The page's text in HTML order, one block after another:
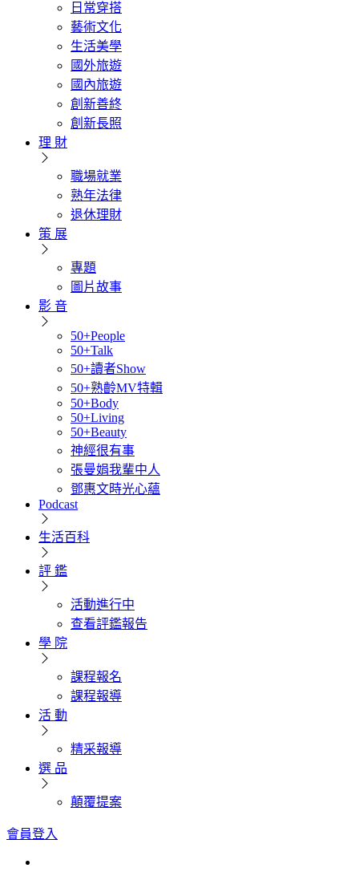
日常穿搭
藝術文化
生活美學
國外旅遊
國內旅遊
創新善終
創新長照
理 財
職場就業
熟年法律
退休理財
策 展
專題
圖片故事
影 音
50+People
50+Talk
50+讀者Show
50+熟齡MV特輯
50+Body
50+Living
50+Beauty
神經很有事
張曼娟我輩中人
鄧惠文時光心蘊
Podcast
生活百科
評 鑑
活動進行中
查看評鑑報告
學 院
課程報名
課程報導
活 動
精采報導
選 品
顛覆提案
會員登入